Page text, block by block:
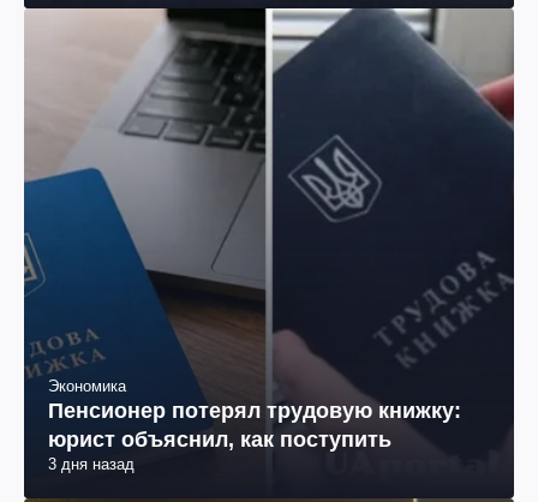
Экономика
Пенсионер потерял трудовую книжку:
юрист объяснил, как поступить
3 дня назад